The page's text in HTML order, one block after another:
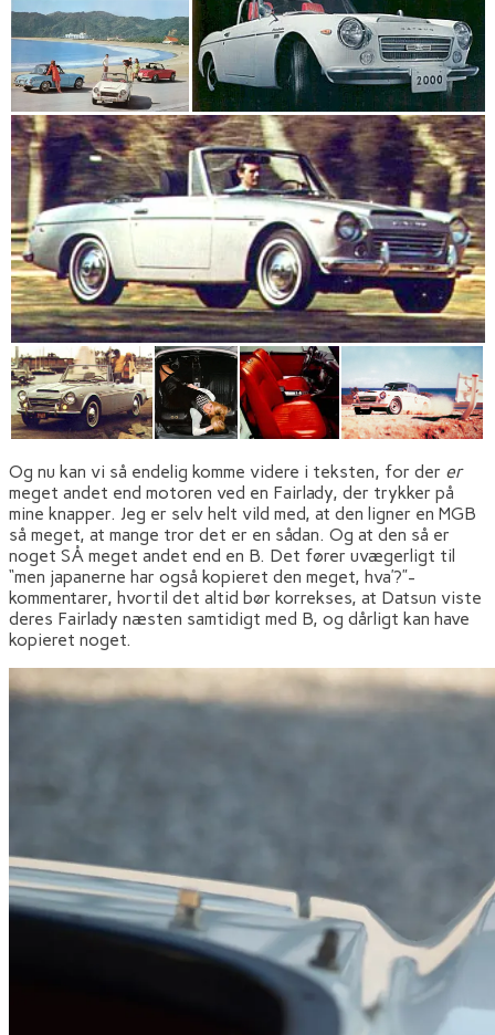
Og nu kan vi så endelig komme videre i teksten, for der er
meget andet end motoren ved en Fairlady, der trykker på
mine knapper. Jeg er selv helt vild med, at den ligner en MGB
så meget, at mange tror det er en sådan. Og at den så er
noget SÅ meget andet end en B. Det fører uvægerligt til
“men japanerne har også kopieret den meget, hva’?”-
kommentarer, hvortil det altid bør korrekses, at Datsun viste
deres Fairlady næsten samtidigt med B, og dårligt kan have
kopieret noget.